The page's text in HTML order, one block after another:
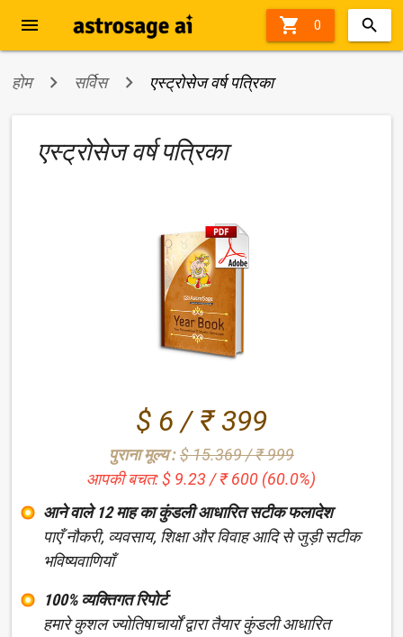
 0
menu
होम सर्विस एस्ट्रोसेज वर्ष पत्रिका
एस्ट्रोसेज वर्ष पत्रिका
60%
off
$ 6 / ₹ 399
पुराना मूल्य :$ 15.369 / ₹ 999
आपकी बचत: $ 9.23 / ₹ 600 (60.0%)
आने वाले 12 माह का कुंडली आधारित सटीक फलादेश
पाएँ नौकरी, व्यवसाय, शिक्षा और विवाह आदि से जुड़ी सटीक
भविष्यवाणियाँ
100% व्यक्तिगत रिपोर्ट
हमारे कुशल ज्योतिषाचार्यों द्वारा तैयार कुंडली आधारित